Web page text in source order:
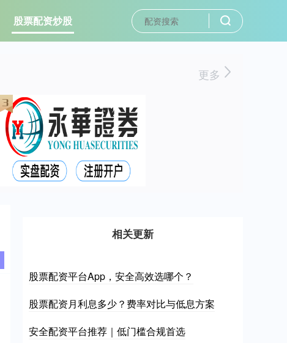
股票配资炒股
更多
相关更新
股票配资平台App，安全高效选哪个？
股票配资月利息多少？费率对比与低息方案
安全配资平台推荐｜低门槛合规首选